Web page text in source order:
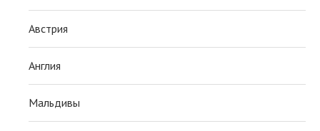
Австрия
Англия
Мальдивы